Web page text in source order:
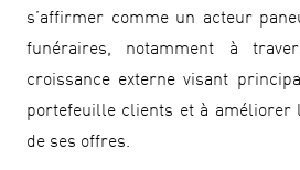
s’affirmer comme un acteur
funéraires, notamment à
croissance externe visant
portefeuille clients et à améliorer
de ses offres.